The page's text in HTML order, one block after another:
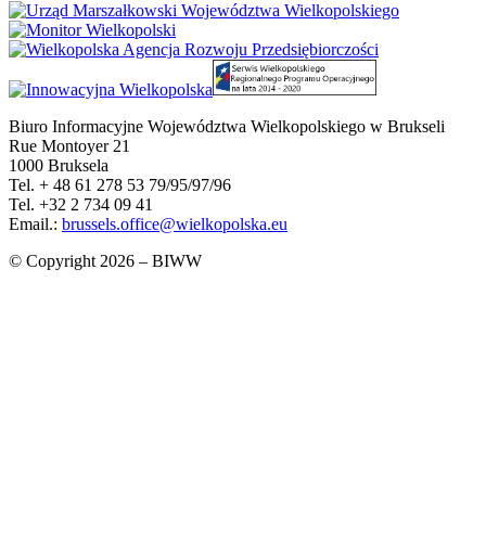
Biuro Informacyjne Województwa Wielkopolskiego w Brukseli
Rue Montoyer 21
1000 Bruksela
Tel. + 48 61 278 53 79/95/97/96
Tel. +32 2 734 09 41
Email.: brussels.office@wielkopolska.eu
© Copyright 2026 – BIWW